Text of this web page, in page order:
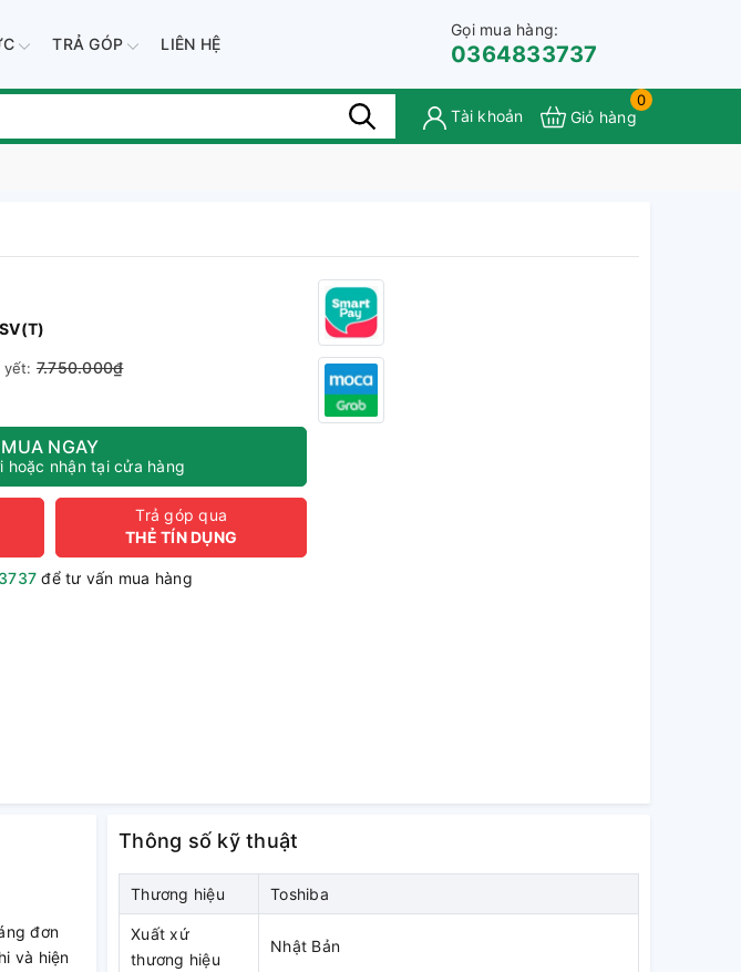
TRẢ GÓP LIÊN HỆ
Gọi mua hàng:
0364833737
Tài khoản
0
Giỏ hàng
yết: 7.750.000₫
MUA NGAY
hoặc nhận tại cửa hàng
Trả góp qua
THẺ TÍN DỤNG
để tư vấn mua hàng
đơn
và hiện
Thông số kỹ thuật
Thương hiệu Toshiba
Xuất xứ
thương hiệu
Nhật Bản